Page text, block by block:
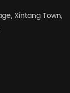
Xintang Town,